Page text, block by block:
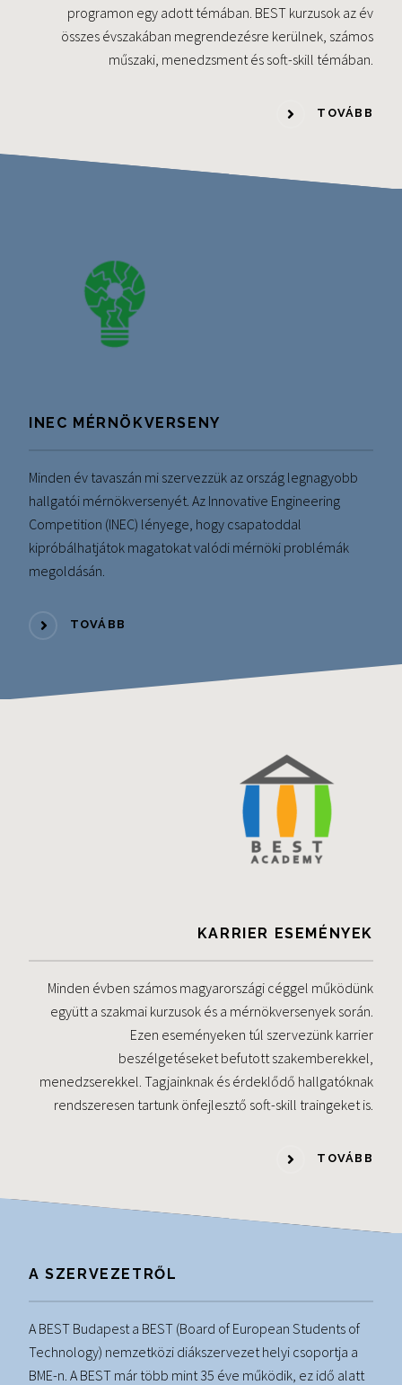
programon egy adott témában. BEST kurzusok az év
összes évszakában megrendezésre kerülnek, számos
műszaki, menedzsment és soft-skill témában.
TOVÁBB
INEC MÉRNÖKVERSENY
Minden év tavaszán mi szervezzük az ország legnagyobb
hallgatói mérnökversenyét. Az Innovative Engineering
Competition (INEC) lényege, hogy csapatoddal
kipróbálhatjátok magatokat valódi mérnöki problémák
megoldásán.
TOVÁBB
KARRIER ESEMÉNYEK
Minden évben számos magyarországi céggel működünk
együtt a szakmai kurzusok és a mérnökversenyek során.
Ezen eseményeken túl szervezünk karrier
beszélgetéseket befutott szakemberekkel,
menedzserekkel. Tagjainknak és érdeklődő hallgatóknak
rendszeresen tartunk önfejlesztő soft-skill traingeket is.
TOVÁBB
A SZERVEZETRŐL
A BEST Budapest a BEST (Board of European Students of
Technology) nemzetközi diákszervezet helyi csoportja a
BME-n. A BEST már több mint 35 éve működik, ez idő alatt